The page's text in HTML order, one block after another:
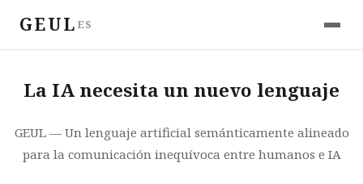
GEUL ES
La IA necesita un nuevo lenguaje
GEUL — Un lenguaje artificial semánticamente alineado
para la comunicación inequívoca entre humanos e IA